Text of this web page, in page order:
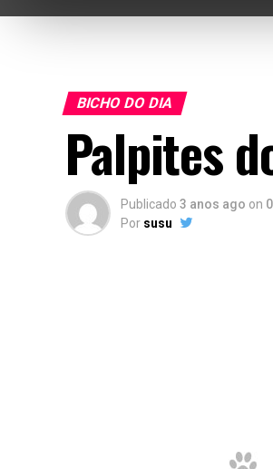
BICHO DO DIA
Palpites
Publicado 3 anos ago on
Por susu